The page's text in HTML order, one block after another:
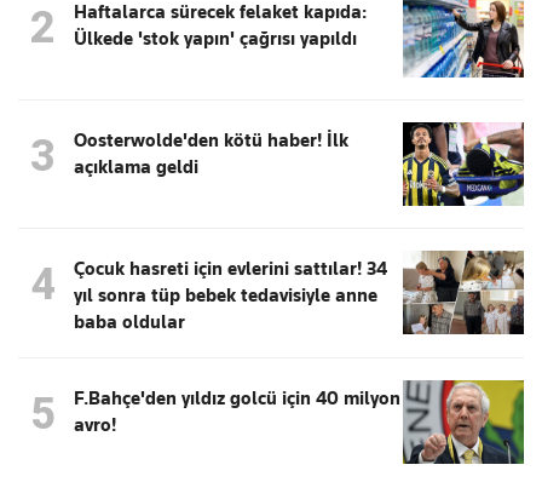
2
Haftalarca sürecek felaket kapıda:
Ülkede 'stok yapın' çağrısı yapıldı
3
Oosterwolde'den kötü haber! İlk
açıklama geldi
4
Çocuk hasreti için evlerini sattılar! 34
yıl sonra tüp bebek tedavisiyle anne
baba oldular
5
F.Bahçe'den yıldız golcü için 40 milyon
avro!